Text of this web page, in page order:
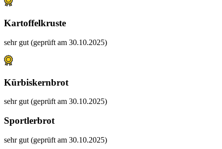
Kartoffelkruste
sehr gut (geprüft am 30.10.2025)
Kürbiskernbrot
sehr gut (geprüft am 30.10.2025)
Sportlerbrot
sehr gut (geprüft am 30.10.2025)